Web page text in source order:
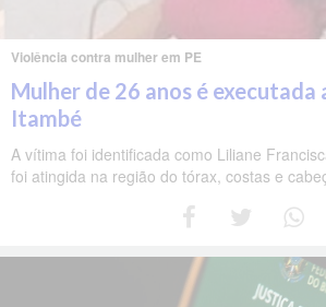
Violência contra mulher em PE
Mulher de 26 anos é executada
Itambé
A vítima foi identificada como Liliane
foi atingida na região do tórax, costas e